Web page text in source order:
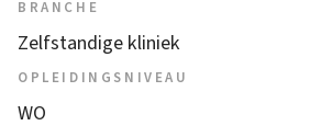
BRANCHE
Zelfstandige kliniek
OPLEIDINGSNIVEAU
WO